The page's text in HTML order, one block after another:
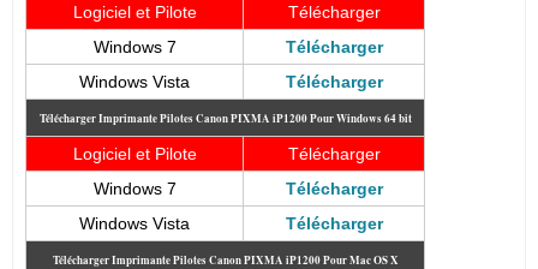
Logiciel et Pilote
Télécharger
Windows 7
Télécharger
Windows Vista
Télécharger
Télécharger Imprimante Pilotes Canon PIXMA iP1200Pour Windows 64 bit
Logiciel et Pilote
Télécharger
Windows 7
Télécharger
Windows Vista
Télécharger
Télécharger Imprimante Pilotes Canon PIXMA iP1200Pour Mac OS X